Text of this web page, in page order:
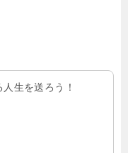
人生を送ろう！